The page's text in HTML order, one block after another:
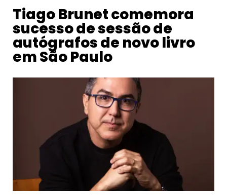
Tiago Brunet comemora
sucesso de sessão de
autógrafos de novo livro
em São Paulo